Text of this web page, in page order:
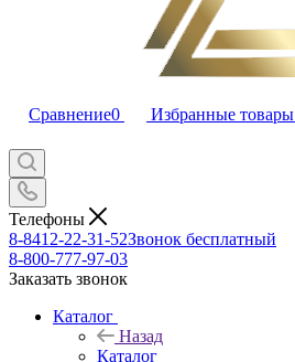
Сравнение0 Избранные товары
Телефоны
8-8412-22-31-52Звонок бесплатный
8-800-777-97-03
Заказать звонок
Каталог
Назад
Каталог